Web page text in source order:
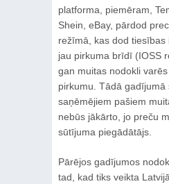
platforma, piemēram,
Shein, eBay, pārdod
režīmā, kas dod tiesības
jau pirkuma brīdī (IOSS
gan muitas nodokli
pirkumu. Tādā gadījumā
saņēmējiem pašiem
nebūs jākārto, jo preču
sūtījuma piegādātājs.
Pārējos gadījumos
tad, kad tiks veikta